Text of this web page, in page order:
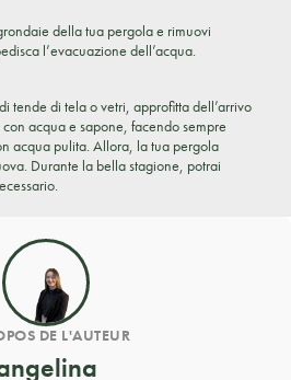
della tua pergola e rimuovi
l’evacuazione dell’acqua.
tende di tela o vetri, approfitta dell’arrivo
acqua e sapone, facendo sempre
acqua pulita. Allora, la tua pergola
Durante la bella stagione, potrai
DE L'AUTEUR